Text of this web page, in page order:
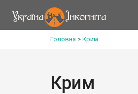
Головна > Крим
Крим